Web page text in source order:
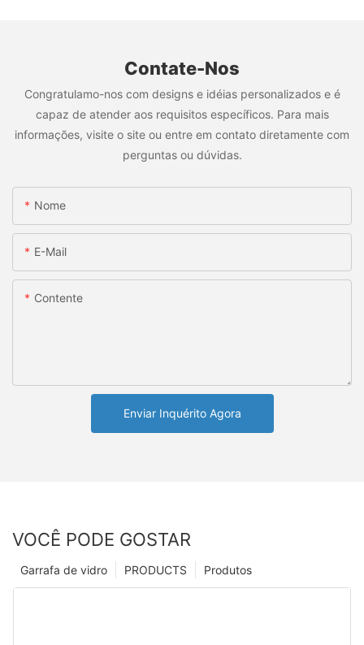
Contate-Nos
Congratulamo-nos com designs e idéias personalizados e é
capaz de atender aos requisitos específicos. Para mais
informações, visite o site ou entre em contato diretamente com
perguntas ou dúvidas.
Nome
E-Mail
Contente
Enviar Inquérito Agora
VOCÊ PODE GOSTAR
Produtos
PRODUCTS
Garrafa de vidro